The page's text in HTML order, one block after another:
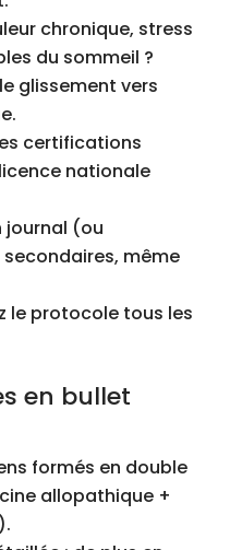
chronique, stress
du sommeil ?
glissement vers
certifications
nationale
journal (ou
même
le protocole tous les
en bullet
formés en double
allopathique +